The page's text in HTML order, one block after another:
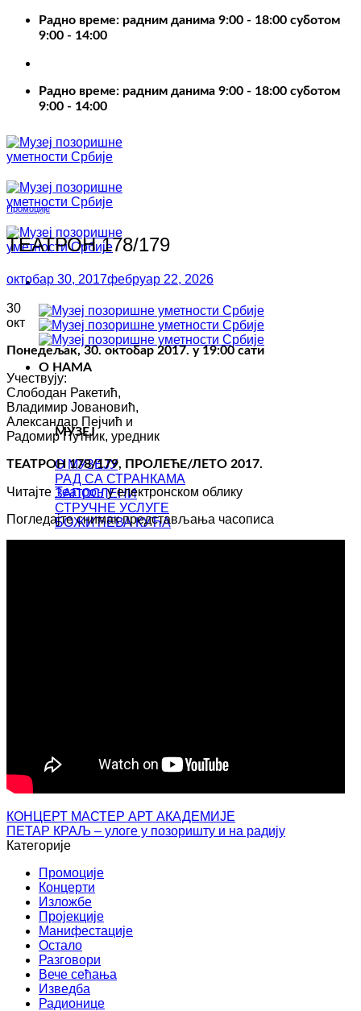
ПређиРадно време: радним данима 9:00 - 18:00 суботом
9:00 - 14:00
Радно време: радним данима 9:00 - 18:00 суботом
9:00 - 14:00
О НАМА
МУЗЕЈ
О МУЗЕЈУ
РАД СА СТРАНКАМА
ЗАПОСЛЕНИ
СТРУЧНЕ УСЛУГЕ
БОЖИЋЕВА КУЋА
Промоције
ТЕАТРОН 178/179
октобар 30, 2017фебруар 22, 2026
30
окт
Понедељак, 30. октобар 2017. у 19:00 сати
Учествују:
Слободан Ракетић,
Владимир Јовановић,
Александар Пејчић и
Радомир Путник, уредник
ТЕАТРОН 178/179, ПРОЛЕЋЕ/ЛЕТО 2017.
Читајте Театрону електронском облику
Погледајте снимак представљања часописа
КОНЦЕРТ МАСТЕР АРТ АКАДЕМИЈЕ
ПЕТАР КРАЉ – улоге у позоришту и на радију
Категорије
Промоције
Концерти
Изложбе
Пројекције
Манифестације
Остало
Разговори
Вече сећања
Изведба
Радионице